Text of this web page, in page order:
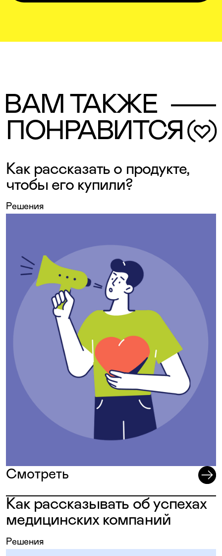
ВАМ ТАКЖЕ
ПОНРАВИТСЯ
Как рассказать о продукте,
чтобы его купили?
Решения
Смотреть
Как рассказывать об успехах
медицинских компаний
Решения